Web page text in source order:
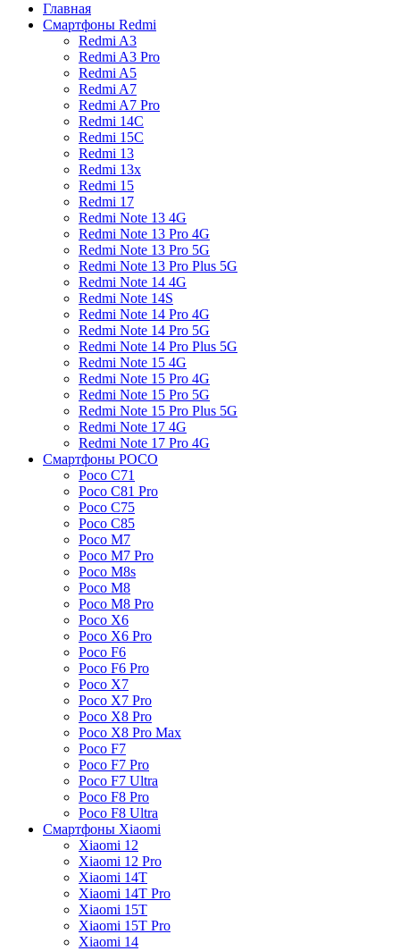
Главная
Смартфоны Redmi
Redmi A3
Redmi A3 Pro
Redmi A5
Redmi A7
Redmi A7 Pro
Redmi 14C
Redmi 15C
Redmi 13
Redmi 13x
Redmi 15
Redmi 17
Redmi Note 13 4G
Redmi Note 13 Pro 4G
Redmi Note 13 Pro 5G
Redmi Note 13 Pro Plus 5G
Redmi Note 14 4G
Redmi Note 14S
Redmi Note 14 Pro 4G
Redmi Note 14 Pro 5G
Redmi Note 14 Pro Plus 5G
Redmi Note 15 4G
Redmi Note 15 Pro 4G
Redmi Note 15 Pro 5G
Redmi Note 15 Pro Plus 5G
Redmi Note 17 4G
Redmi Note 17 Pro 4G
Смартфоны POCO
Poco C71
Poco C81 Pro
Poco C75
Poco C85
Poco M7
Poco M7 Pro
Poco M8s
Poco M8
Poco M8 Pro
Poco X6
Poco X6 Pro
Poco F6
Poco F6 Pro
Poco X7
Poco X7 Pro
Poco X8 Pro
Poco X8 Pro Max
Poco F7
Poco F7 Pro
Poco F7 Ultra
Poco F8 Pro
Poco F8 Ultra
Смартфоны Xiaomi
Xiaomi 12
Xiaomi 12 Pro
Xiaomi 14T
Xiaomi 14T Pro
Xiaomi 15T
Xiaomi 15T Pro
Xiaomi 14